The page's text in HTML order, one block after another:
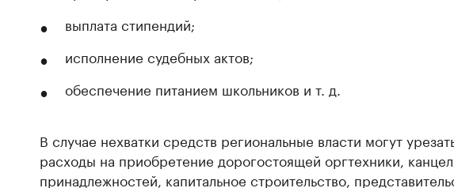
выплата стипендий;
исполнение судебных актов;
обеспечение питанием школьников и т. д.
В случае нехватки средств региональные власти могут
расходы на приобретение дорогостоящей оргтехники,
принадлежностей, капитальное строительство,